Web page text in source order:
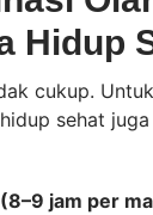
Hidup
cukup.
sehat
jam per